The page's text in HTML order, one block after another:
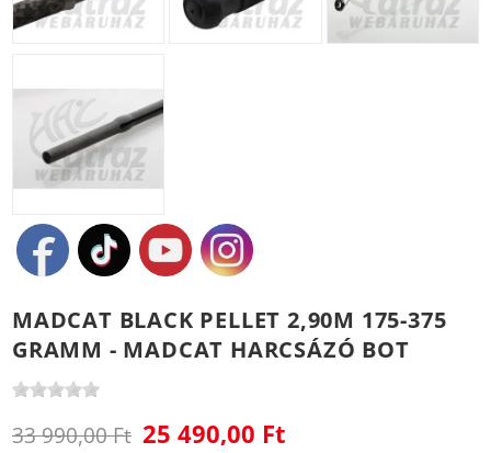
MADCAT BLACK PELLET 2,90M 175-375
GRAMM - MADCAT HARCSÁZÓ BOT
33 990,00 Ft 25 490,00 Ft